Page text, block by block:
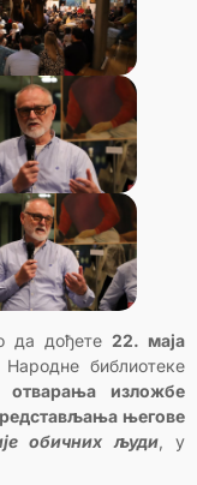
да дођете22. маја
Народне библиотеке
отварања изложбе
његове
обичних људи, у